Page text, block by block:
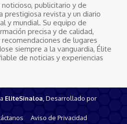
publicitario y de
prestigiosa revista y un diario
y mundial. Su equipo de
precisa y de calidad,
de lugares
siempre a la vanguardia, Élite
de noticias y experiencias
EliteSinaloa , Desarrollado por
Aviso de Privacidad